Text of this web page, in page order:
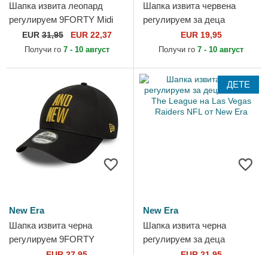
Шапка извита леопард
регулируем 9FORTY Midi
на New York Yankees MLB
от New Era
EUR31,95 EUR 22,37
Получи го 7 - 10 август
Шапка извита червена
регулируем за деца
9FORTY Essential на New
York Yankees MLB от New
EUR 19,95
Получи го 7 - 10 август
New Era
Шапка извита черна
регулируем 9FORTY
ДЕТЕ
New Era
Шапка извита черна
регулируем за деца